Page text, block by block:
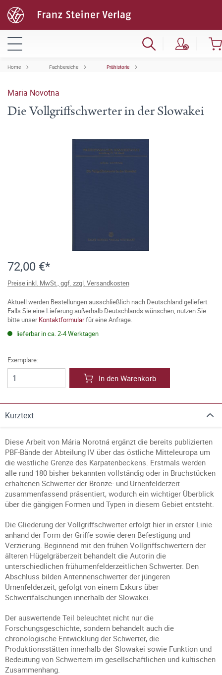
Home Fachbereiche Prähistorie
Maria Novotna
Die Vollgriffschwerter in der Slowakei
72,00 €*
Preise inkl. MwSt., ggf. zzgl. Versandkosten
Aktuell werden Bestellungen ausschließlich nach Deutschland geliefert.
Falls Sie eine Lieferung außerhalb Deutschlands wünschen, nutzen Sie
bitte unserKontaktformularfür eine Anfrage.
lieferbar in ca. 2-4 Werktagen
Exemplare:
In den Warenkorb
Kurztext
Diese Arbeit von Mária Norotná ergänzt die bereits publizierten
PBF-Bände der Abteilung IV über das östliche Mitteleuropa um
die westliche Grenze des Karpatenbeckens. Erstmals werden
alle rund 180 bisher bekannten vollständig oder in Bruchstücken
erhaltenen Schwerter der Bronze- und Urnenfelderzeit
zusammenfassend präsentiert, wodurch ein wichtiger Überblick
über die gängigen Formen und Typen in diesem Gebiet entsteht.
Die Gliederung der Vollgriffschwerter erfolgt hier in erster Linie
anhand der Form der Griffe sowie deren Befestigung und
Verzierung. Beginnend mit den frühen Vollgriffschwertern der
älteren Hügelgräberzeit behandelt die Autorin die
unterschiedlichen frühurnenfelderzeitlichen Schwerter. Den
Abschluss bilden Antennenschwerter der jüngeren
Urnenfelderzeit, gefolgt von einem Exkurs über
Schwertfälschungen innerhalb der Slowakei.
Der auswertende Teil beleuchtet nicht nur die
Forschungsgeschichte, sondern behandelt auch die
chronologische Entwicklung der Schwerter, die
Produktionsstätten innerhalb der Slowakei sowie Funktion und
Bedeutung von Schwertern im gesellschaftlichen und kultischen
Zusammenhang.